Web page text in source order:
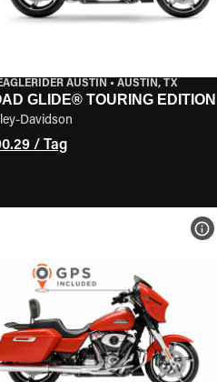
AUSTIN • AUSTIN, TX
GLIDE® TOURING EDITION
Davidson
/ Tag
DETAILS ANZEIGEN